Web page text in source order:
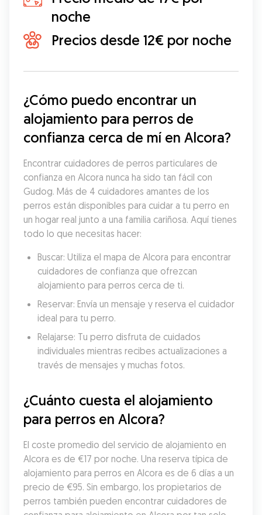
noche
Precios desde 12€ por noche
¿Cómo puedo encontrar un
alojamiento para perros de
confianza cerca de mí en Alcora?
Encontrar cuidadores de perros particulares de
confianza en Alcora nunca ha sido tan fácil con
Gudog. Más de 4 cuidadores amantes de los
perros están disponibles para cuidar a tu perro en
un hogar real junto a una familia cariñosa. Aquí tienes
todo lo que necesitas hacer:
Buscar: Utiliza el mapa de Alcora para encontrar
cuidadores de confianza que ofrezcan
alojamiento para perros cerca de ti.
Reservar: Envía un mensaje y reserva el cuidador
ideal para tu perro.
Relajarse: Tu perro disfruta de cuidados
individuales mientras recibes actualizaciones a
través de mensajes y muchas fotos.
¿Cuánto cuesta el alojamiento
para perros en Alcora?
El coste promedio del servicio de alojamiento en
Alcora es de €17 por noche. Una reserva típica de
alojamiento para perros en Alcora es de 6 días a un
precio de €95. Sin embargo, los propietarios de
perros también pueden encontrar cuidadores de